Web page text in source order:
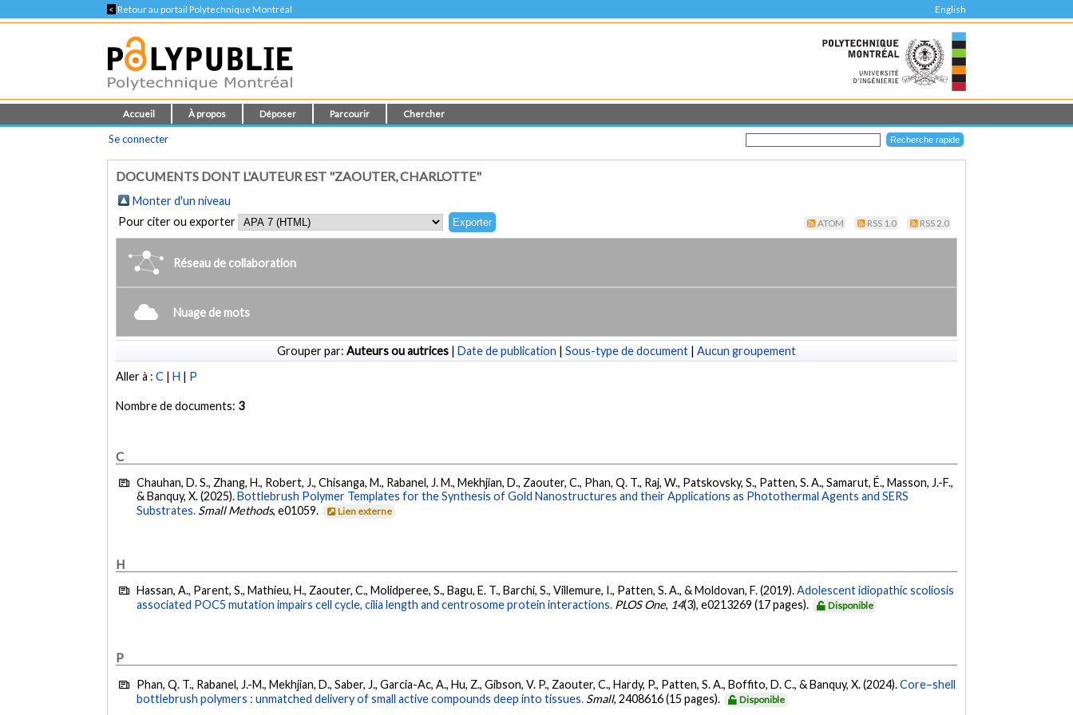
< Retour au portail Polytechnique Montréal English
Accueil À propos Déposer Parcourir Chercher
Se connecter
DOCUMENTS DONT L'AUTEUR EST "ZAOUTER, CHARLOTTE"
Monter d'un niveau
Pour citer ou exporter
ATOM RSS 1.0 RSS 2.0
Réseau de collaboration
Nuage de mots
Grouper par: Auteurs ou autrices | Date de publication | Sous-type de document | Aucun groupement
Aller à :C |H | P
Nombre de documents: 3
C
Chauhan, D. S., Zhang, H., Robert, J., Chisanga, M., Rabanel, J. M., Mekhjian, D., Zaouter, C., Phan, Q. T., Raj, W., Patskovsky, S., Patten, S. A., Samarut, É., Masson, J.-F.,
& Banquy, X. (2025).Bottlebrush Polymer Templates for the Synthesis of Gold Nanostructures and their Applications as Photothermal Agents and SERS
Substrates. Small Methods, e01059. Lien externe
H
Hassan, A., Parent, S., Mathieu, H., Zaouter, C., Molidperee, S., Bagu, E. T., Barchi, S., Villemure, I., Patten, S. A., & Moldovan, F. (2019).Adolescent idiopathic scoliosis
associated POC5 mutation impairs cell cycle, cilia length and centrosome protein interactions. PLOS One, 14(3), e0213269 (17 pages). Disponible
P
Phan, Q. T., Rabanel, J.-M., Mekhjian, D., Saber, J., Garcia-Ac, A., Hu, Z., Gibson, V. P., Zaouter, C., Hardy, P., Patten, S. A., Boffito, D. C., & Banquy, X. (2024).Core–shell
bottlebrush polymers : unmatched delivery of small active compounds deep into tissues. Small, 2408616 (15 pages). Disponible